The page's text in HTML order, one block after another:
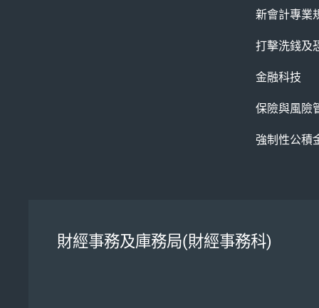
新會計專業
打擊洗錢及
金融科技
保險與風險
強制性公積
財經事務及庫務局(財經事務科)